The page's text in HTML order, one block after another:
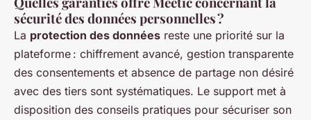
sécurité des données personnelles ?
La protection des données reste une priorité sur la
plateforme : chiffrement avancé, gestion transparente
des consentements et absence de partage non désiré
avec des tiers sont systématiques. Le support met à
disposition des conseils pratiques pour sécuriser son